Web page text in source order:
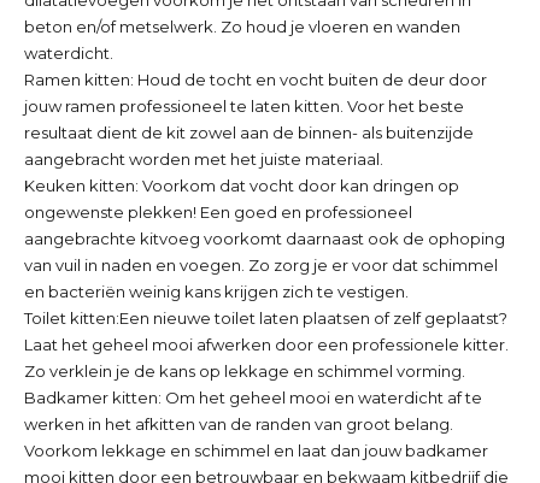
beton en/of metselwerk. Zo houd je vloeren en wanden
waterdicht.
Ramen kitten: Houd de tocht en vocht buiten de deur door
jouw ramen professioneel te laten kitten. Voor het beste
resultaat dient de kit zowel aan de binnen- als buitenzijde
aangebracht worden met het juiste materiaal.
Keuken kitten: Voorkom dat vocht door kan dringen op
ongewenste plekken! Een goed en professioneel
aangebrachte kitvoeg voorkomt daarnaast ook de ophoping
van vuil in naden en voegen. Zo zorg je er voor dat schimmel
en bacteriën weinig kans krijgen zich te vestigen.
Toilet kitten:Een nieuwe toilet laten plaatsen of zelf geplaatst?
Laat het geheel mooi afwerken door een professionele kitter.
Zo verklein je de kans op lekkage en schimmel vorming.
Badkamer kitten: Om het geheel mooi en waterdicht af te
werken in het afkitten van de randen van groot belang.
Voorkom lekkage en schimmel en laat dan jouw badkamer
mooi kitten door een betrouwbaar en bekwaam kitbedrijf die